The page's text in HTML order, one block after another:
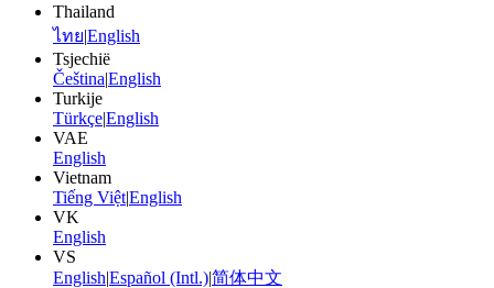
Thailand
ไทย|English
Tsjechië
Čeština|English
Turkije
Türkçe|English
VAE
English
Vietnam
Tiếng Việt|English
VK
English
VS
English|Español (Intl.)|简体中文